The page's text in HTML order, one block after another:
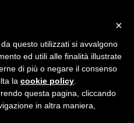
nella pagina dedicata.
disabilitare il tracciamento di
e cookie policy
×
questo utilizzati si avvalgono
ed utili alle finalità illustrate
di più o negare il consenso
la cookie policy
questa pagina, cliccando
in altra maniera,